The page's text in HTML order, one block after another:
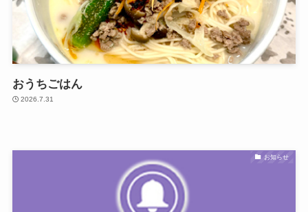
おうちごはん
2026.7.31
お知らせ